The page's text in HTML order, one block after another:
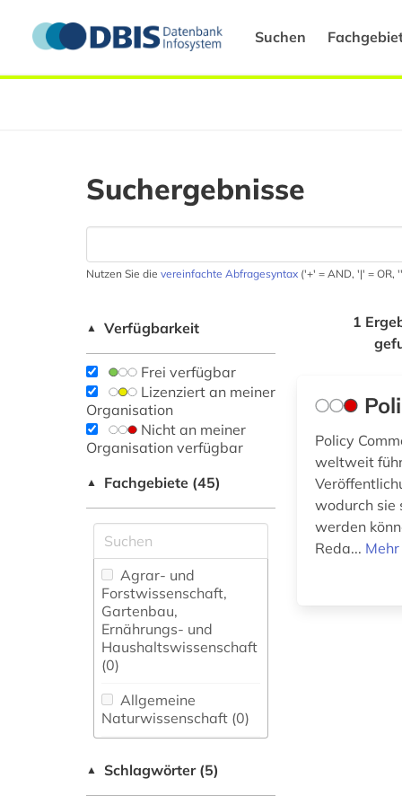
Suchen
Suchergebnisse
Nutzen Sie die vereinfachte Abfragesyntax ('+' = AND, '|' = OR,
▲ Verfügbarkeit
Frei verfügbar
Lizenziert an meiner
Organisation
Nicht an meiner
Organisation verfügbar
▲ Fachgebiete (45)
Agrar- und
Forstwissenschaft,
Gartenbau,
Ernährungs- und
Haushaltswissenschaft
(0)
Allgemeine
Naturwissenschaft (0)
fachübergreifende
▲ Schlagwörter (5)
1
Policy
weltweit
wodurch sie
werden
Reda...